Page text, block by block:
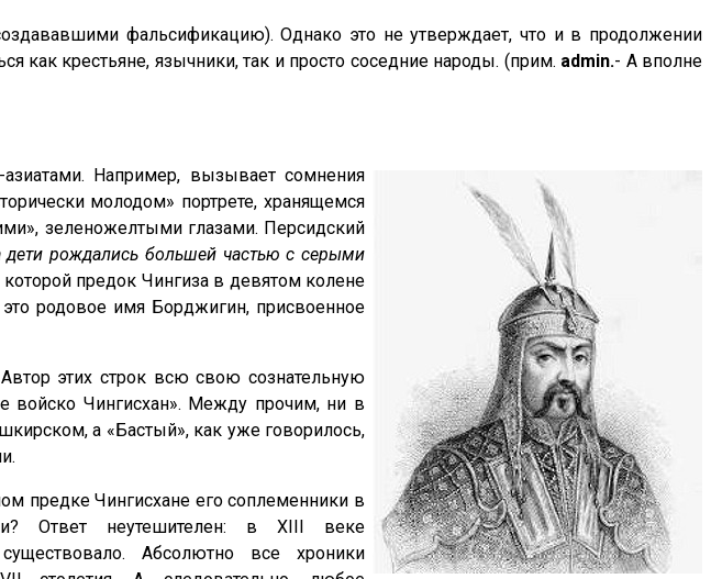
фальсификацию). Однако это не утверждает, что и в продолжении
как крестьяне, язычники, так и просто соседние народы. (прим. admin.- А вполне
Например, вызывает сомнения
молодом» портрете, хранящемся
зеленожелтыми глазами. Персидский
дети рождались большей частью с серыми
предок Чингиза в девятом колене
родовое имя Борджигин, присвоенное
этих строк всю свою сознательную
войско Чингисхан». Между прочим, ни в
а «Бастый», как уже говорилось,
предке Чингисхане его соплеменники в
Ответ неутешителен: в XIII веке
Абсолютно все хроники